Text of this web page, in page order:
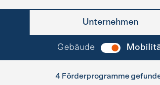
Unternehmen
Gebäude
4 Förderprogramme